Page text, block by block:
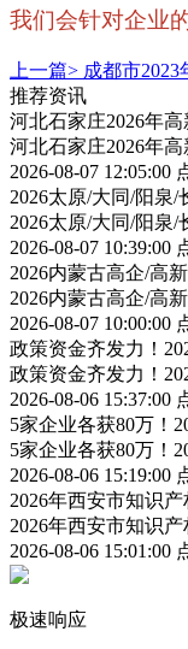
我们会针对企业
上一篇> 成都市
推荐资讯
河北石家庄2026年
河北石家庄2026年
2026-08-07 12:05:00
2026太原/大同/阳泉
2026太原/大同/阳泉
2026-08-07 10:39:00
2026内蒙古高企/高
2026内蒙古高企/高
2026-08-07 10:00:00
政策资金齐发力！
政策资金齐发力！
2026-08-06 15:37:00
5家企业各获80万！
5家企业各获80万！
2026-08-06 15:19:00
2026年西安市知识
2026年西安市知识
2026-08-06 15:01:00
极速响应